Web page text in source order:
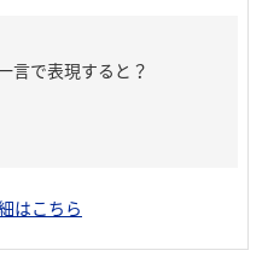
言で表現すると？
はこちら